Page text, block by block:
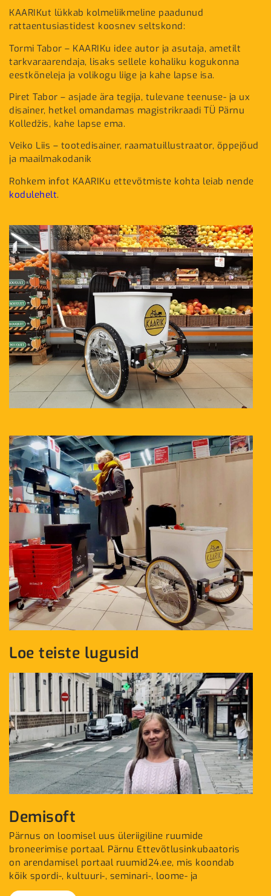
KAARIKut lükkab kolmeliikmeline paadunud
rattaentusiastidest koosnev seltskond:
Tormi Tabor – KAARIKu idee autor ja asutaja, ametilt
tarkvaraarendaja, lisaks sellele kohaliku kogukonna
eestkõneleja ja volikogu liige ja kahe lapse isa.
Piret Tabor – asjade ära tegija, tulevane teenuse- ja ux
disainer, hetkel omandamas magistrikraadi TÜ Pärnu
Kolledžis, kahe lapse ema.
Veiko Liis – tootedisainer, raamatuillustraator, õppejõud
ja maailmakodanik
Rohkem infot KAARIKu ettevõtmiste kohta leiab nende
kodulehelt.
Loe teiste lugusid
Demisoft
Pärnus on loomisel uus üleriigiline ruumide
broneerimise portaal. Pärnu Ettevõtlusinkubaatoris
on arendamisel portaal ruumid24.ee, mis koondab
kõik spordi-, kultuuri-, seminari-, loome- ja